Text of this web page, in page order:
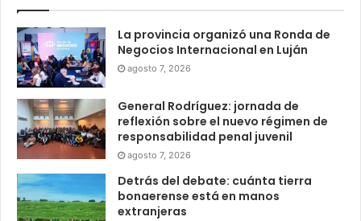
La provincia organizó una Ronda de
Negocios Internacional en Luján
agosto 7, 2026
General Rodríguez: jornada de
reflexión sobre el nuevo régimen de
responsabilidad penal juvenil
agosto 7, 2026
Detrás del debate: cuánta tierra
bonaerense está en manos
extranjeras